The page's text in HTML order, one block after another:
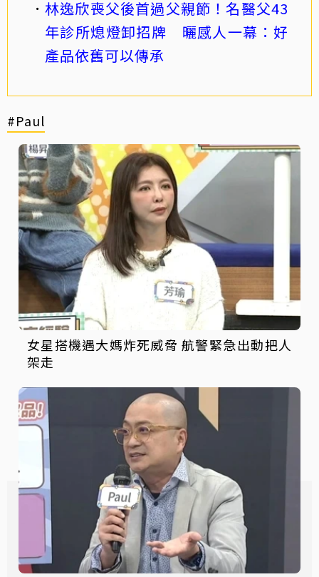
林逸欣喪父後首過父親節！名醫父43
年診所熄燈卸招牌 曬感人一幕：好
產品依舊可以傳承
#Paul
女星搭機遇大媽炸死威脅 航警緊急出動把人
架走